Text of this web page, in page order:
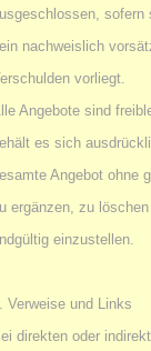
sofern
nachweislich
vorliegt.
Angebote sind
es sich
Angebot ohne
ergänzen, zu
einzustellen.
Verweise und Links
direkten oder